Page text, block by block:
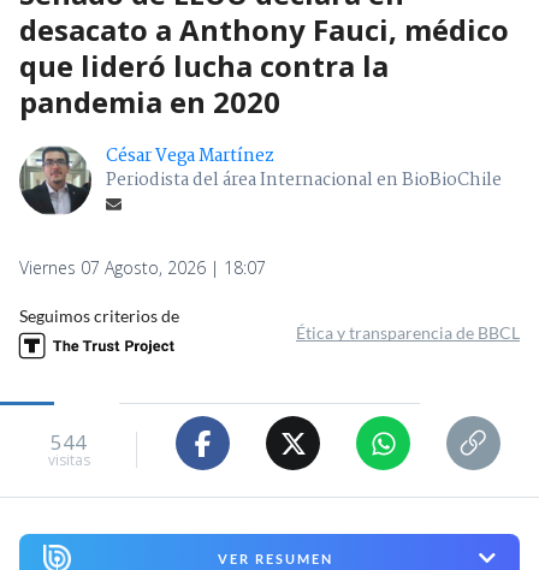
desacato a Anthony Fauci, médico
que lideró lucha contra la
pandemia en 2020
César Vega Martínez
Periodista del área Internacional en BioBioChile
Viernes 07 Agosto, 2026 | 18:07
Seguimos criterios de
Ética y transparencia de BBCL
544
visitas
VER RESUMEN